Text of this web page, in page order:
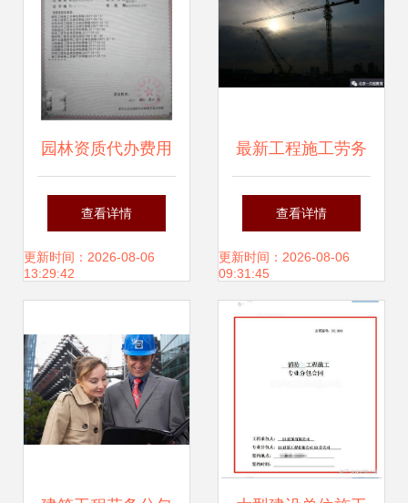
分包解析
园林资质代办费用
_工程资质
查看详情
更新时间：2026-08-06
13:29:42
最新工程施工劳务
承包价格（2017年
12月版） 建筑工程
劳务分包全解析
查看详情
更新时间：2026-08-06
09:31:45